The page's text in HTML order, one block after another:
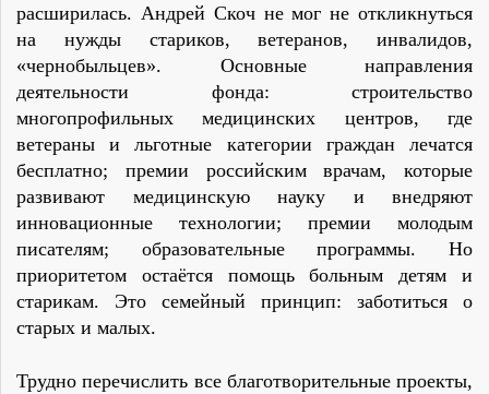
расширилась. Андрей Скоч не мог не откликнуться
на нужды стариков, ветеранов, инвалидов,
«чернобыльцев». Основные направления
деятельности фонда: строительство
многопрофильных медицинских центров, где
ветераны и льготные категории граждан лечатся
бесплатно; премии российским врачам, которые
развивают медицинскую науку и внедряют
инновационные технологии; премии молодым
писателям; образовательные программы. Но
приоритетом остаётся помощь больным детям и
старикам. Это семейный принцип: заботиться о
старых и малых.
Трудно перечислить все благотворительные проекты,